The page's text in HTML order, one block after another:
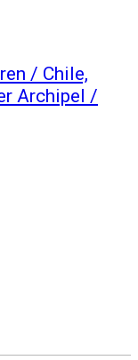
/ Chile,
Archipel /